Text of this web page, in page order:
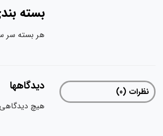
بسته
هر بسته سر ساکشن آکو
نظرات (0) دیدگاهها
هیچ